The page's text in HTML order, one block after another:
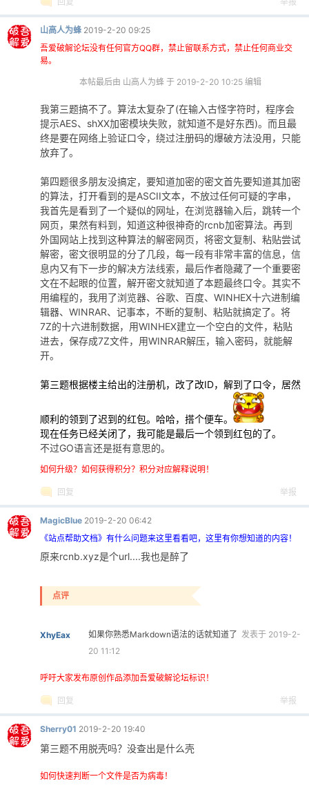
山高人为蜂 2019-2-20 09:25
吾爱破解论坛没有任何官方QQ群，禁止留联系方式，禁止任何商业交
易。
本帖最后由 山高人为蜂 于 2019-2-20 10:25 编辑
我第三题搞不了。算法太复杂了(在输入古怪字符时，程序会
提示AES、shXX加密模块失败，就知道不是好东西)。而且最
终是要在网络上验证口令，绕过注册码的爆破方法没用，只能
放弃了。
第四题很多朋友没搞定，要知道加密的密文首先要知道其加密
的算法，打开看到的是ASCII文本，不放过任何可疑的字串，
我首先是看到了一个疑似的网址，在浏览器输入后，跳转一个
网页，果然有料到，知道这种很神奇的rcnb加密算法。再到
外国网站上找到这种算法的解密网页，将密文复制、粘贴尝试
解密，密文很明显的分了几段，每一段有非常丰富的信息，信
息内又有下一步的解决方法线索，最后作者隐藏了一个重要密
文在不起眼的位置，解开密文就知道了本题最终口令。其实不
用编程的，我用了浏览器、谷歌、百度、WINHEX十六进制编
辑器、WINRAR、记事本，不断的复制、粘贴就搞定了。将
7Z的十六进制数据，用WINHEX建立一个空白的文件，粘贴
进去，保存成7Z文件，用WINRAR解压，输入密码，就能解
开。
第三题根据楼主给出的注册机，改了改ID，解到了口令，居然
顺利的领到了迟到的红包。哈哈，搭个便车。
现在任务已经关闭了，我可能是最后一个领到红包的了。
不过GO语言还是挺有意思的。
如何升级？如何获得积分？积分对应解释说明！
回复 举报
MagicBlue 2019-2-20 06:42
《站点帮助文档》有什么问题来这里看看吧，这里有你想知道的内容！
原来rcnb.xyz是个url....我也是醉了
点评
XhyEax 如果你熟悉Markdown语法的话就知道了 发表于 2019-2-
20 11:12
呼吁大家发布原创作品添加吾爱破解论坛标识！
回复 举报
Sherry01 2019-2-20 19:40
第三题不用脱壳吗？没查出是什么壳
如何快速判断一个文件是否为病毒！